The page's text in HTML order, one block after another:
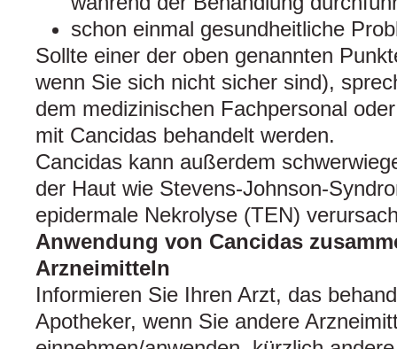
schon einmal gesundheitliche
Sollte einer der oben genannten
wenn Sie sich nicht sicher sind),
dem medizinischen Fachpersonal
mit Cancidas behandelt werden.
Cancidas kann außerdem
der Haut wie Stevens-Johnson-
epidermale Nekrolyse (TEN)
Anwendung von Cancidas
Arzneimitteln
Informieren Sie Ihren Arzt, das
Apotheker, wenn Sie andere